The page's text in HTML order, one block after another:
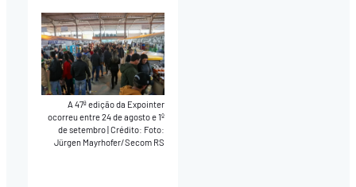
A 47ª edição da Expointer
ocorreu entre 24 de agosto e 1º
de setembro|Crédito: Foto:
Jürgen Mayrhofer/Secom RS